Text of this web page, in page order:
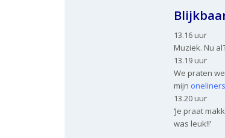
13.16 uur
Muziek. Nu
13.19 uur
We praten
mijn oneliners
13.20 uur
‘Je praat
was leuk!!’